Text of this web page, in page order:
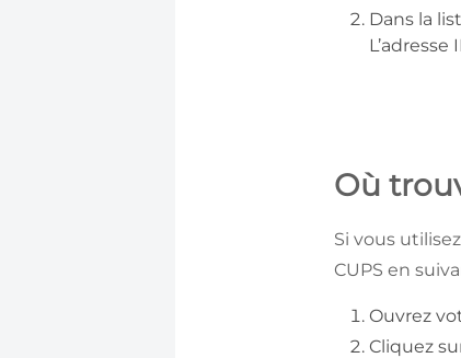
Dans la
Où
Si vous
CUPS en
Ouvrez
Cliquez